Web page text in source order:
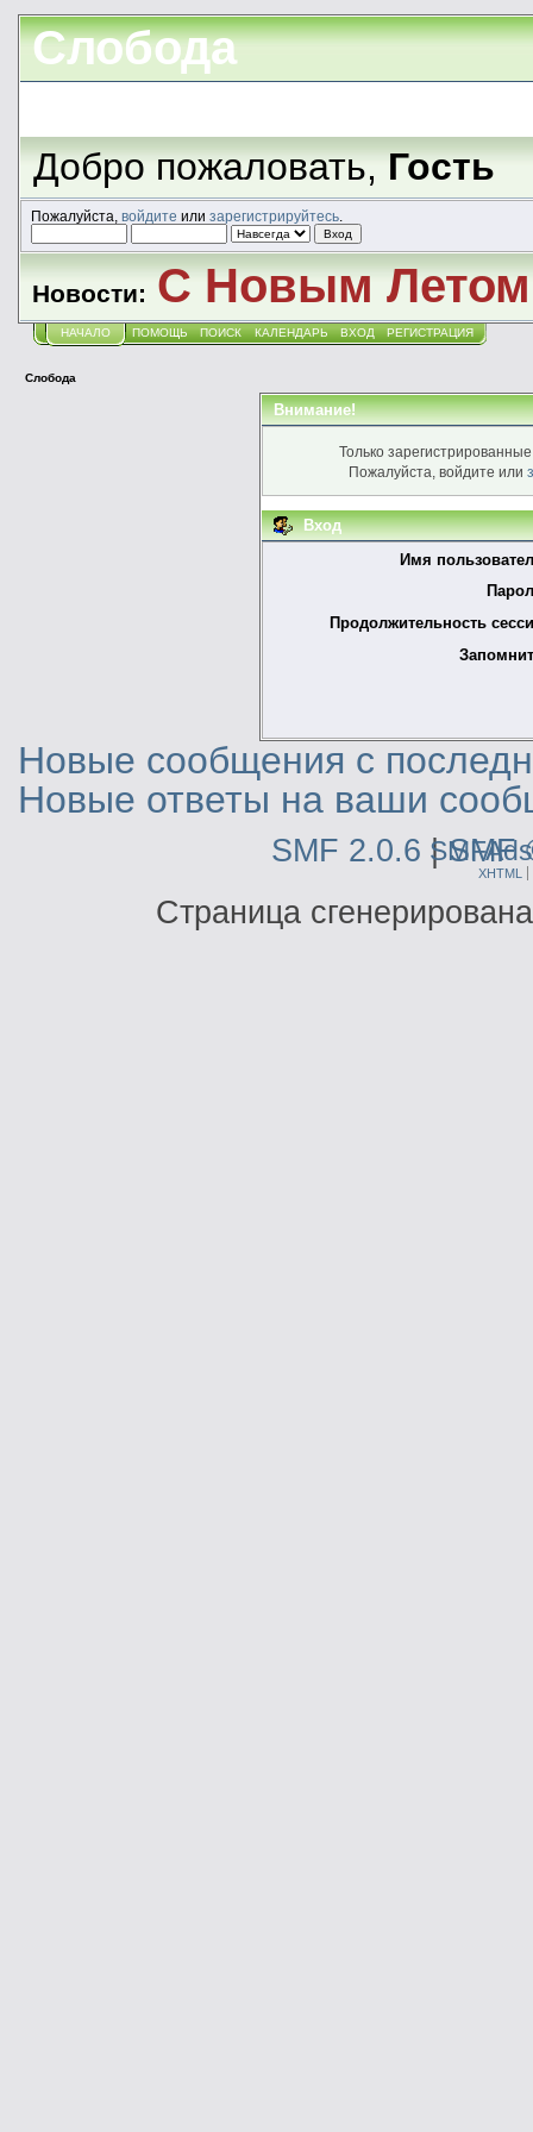
Слобода
Добро пожаловать,Гость
Пожалуйста, войдите или зарегистрируйтесь.
Новости: С Новым
НАЧАЛО ПОМОЩЬ ПОИСК КАЛЕНДАРЬ ВХОД РЕГИСТРАЦИЯ
Слобода
Внимание!
Только
Пожалуйста, войдите или
Вход
Имя
Продолжительность
Новые сообщения с
Новые ответы на ваши
SMF 2.0.6 |SMF
SMFAds
XHTML
Страница